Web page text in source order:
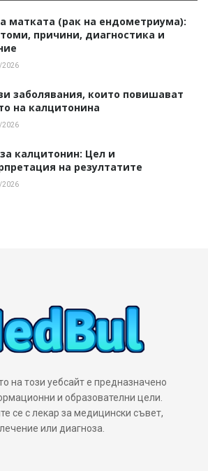
матката (рак на ендометриума):
причини, диагностика и
2026
заболявания, които повишават
на калцитонина
2026
калцитонин: Цел и
на резултатите
2026
на този уебсайт е предназначено
и образователни цели.
се с лекар за медицински съвет,
лечение или диагноза.